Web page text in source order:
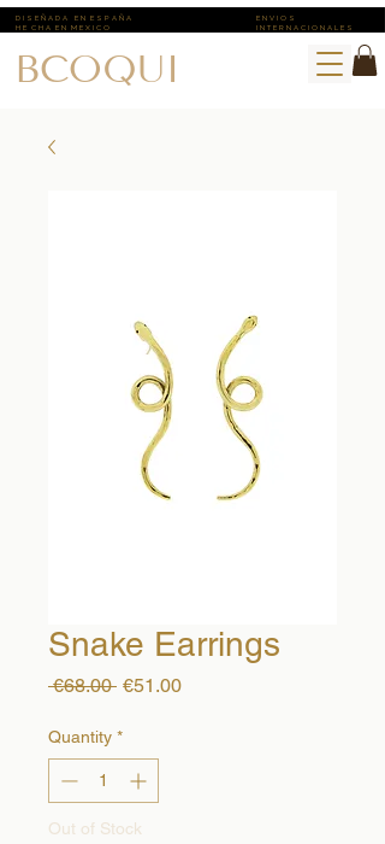
D I S E Ñ A D A E N E S P A Ñ A
H E C H A E N M E X I C O
E N V I O S ​
I N T E R N A C I O N A L E S
BCOQUI
Snake Earrings
€68.00 Regular
€51.00Sale
Quantity *
Out of Stock